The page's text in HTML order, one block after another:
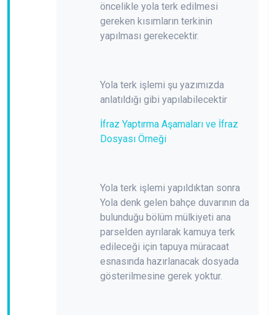
öncelikle yola terk edilmesi
gereken kısımların terkinin
yapılması gerekecektir.
Yola terk işlemi şu yazımızda
anlatıldığı gibi yapılabilecektir
İfraz Yaptırma Aşamaları ve İfraz
Dosyası Örneği
Yola terk işlemi yapıldıktan sonra
Yola denk gelen bahçe duvarının da
bulunduğu bölüm mülkiyeti ana
parselden ayrılarak kamuya terk
edileceği için tapuya müracaat
esnasında hazırlanacak dosyada
gösterilmesine gerek yoktur.